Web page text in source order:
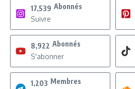
17,539 Abonnés
Suivre
8,922 Abonnés
S'abonner
1,203 Membres